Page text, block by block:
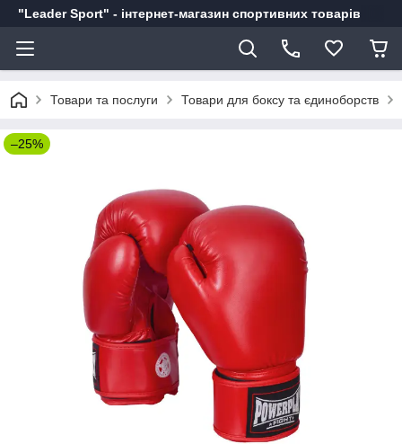
"Leader Sport" - інтернет-магазин спортивних товарів
Товари та послуги Товари для боксу та єдиноборств
–25%